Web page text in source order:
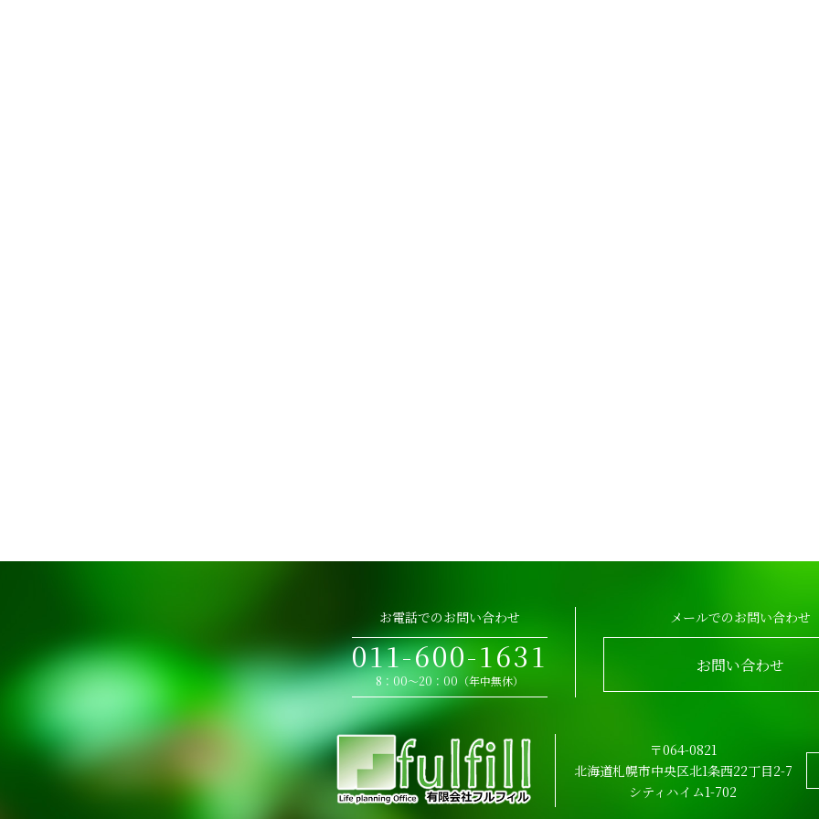
お電話でのお問い合わせ
011-600-1631
8：00～20：00（年中無休）
メールでのお問い合わせ
お問い合わせ
〒064-0821
北海道札幌市中央区北1条西22丁目2-7
シティハイム1-702